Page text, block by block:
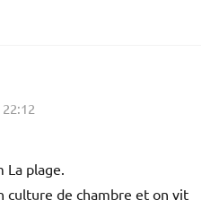
La plage.
culture de chambre et on vit